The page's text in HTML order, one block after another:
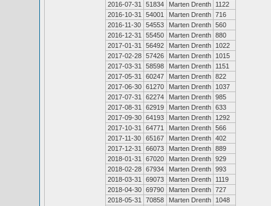
2016-07-31
51834 Marten Drenth
1122
2016-10-31
54001 Marten Drenth 716
2016-11-30
54553 Marten Drenth 560
2016-12-31
55450 Marten Drenth 880
2017-01-31
56492 Marten Drenth
1022
2017-02-28 57426 Marten Drenth
1015
2017-03-31
58598 Marten Drenth
1151
2017-05-31
60247 Marten Drenth 822
2017-06-30 61270 Marten Drenth
1037
2017-07-31
62274 Marten Drenth 985
2017-08-31
62919 Marten Drenth 633
2017-09-30 64193 Marten Drenth
1292
2017-10-31
64771 Marten Drenth 566
2017-11-30
65167 Marten Drenth 402
2017-12-31
66073 Marten Drenth 889
2018-01-31
67020 Marten Drenth 929
2018-02-28 67934 Marten Drenth 993
2018-03-31
69073 Marten Drenth
1119
2018-04-30 69790 Marten Drenth 727
2018-05-31
70858 Marten Drenth
1048